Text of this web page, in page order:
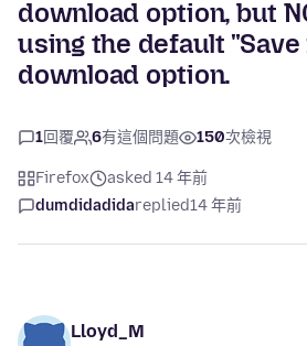
download option, but
using the default "Save
download option.
1回覆 6有這個問題 150次檢視
Firefox
asked 14 年前
dumdidadidareplied14 年前
Lloyd_M